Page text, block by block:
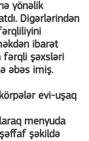
yönəlik
Digərlərindən
ibarət
fərqli şəxsləri
əbəs imiş.
evi-uşaq
menyuda
şəkildə